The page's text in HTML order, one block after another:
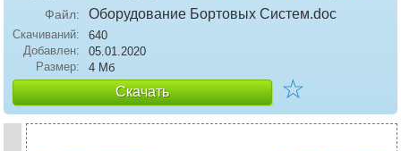
Файл: Оборудование Бортовых Систем.doc
Скачиваний:
640
Добавлен:
05.01.2020
Размер:
4 Мб
Скачать ☆